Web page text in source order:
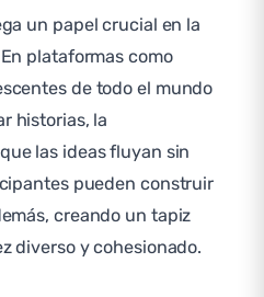
un papel crucial en la
plataformas como
de todo el mundo
historias, la
las ideas fluyan sin
pueden construir
creando un tapiz
diverso y cohesionado.